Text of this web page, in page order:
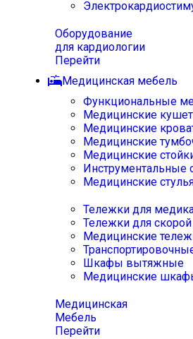
Оборудование
для кардиологии
Перейти
Медицинская мебель
Функциональные
Медицинские
Медицинские
Медицинские
Медицинские
Инструментальные
Медицинские
Тележки для
Тележки для
Медицинские
Шкафы вытяжные
Медицинские
Медицинская
Мебель
Перейти